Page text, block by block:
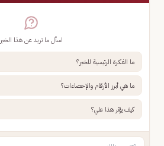
اسأل ما تريد عن هذا الخبر
ما الفكرة الرئيسية للخبر؟
ما هي أبرز الأرقام والإحصاءات؟
كيف يؤثر هذا علي؟